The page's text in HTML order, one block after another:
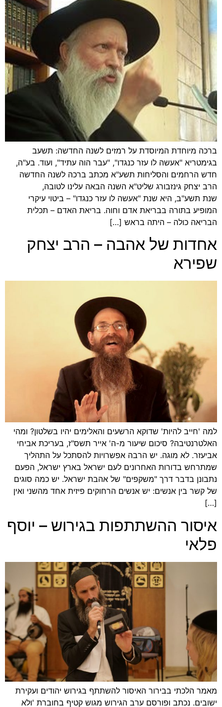
ברכה מיוחדת המיוסדת על רמזים לשנה החדשה: תשעב
בגימטריא "אעשה לו עזר כנגדו", "עבר הוה עתיד", ועוד. בע"ה,
חדש הרחמים והסליחות תשע"א מכתב ברכה לשנה החדשה
הרב יצחק גינזבורג שליט"א השנה הבאה עלינו לטובה,
שנת תשע"ב, היא שנת "אעשה לו עזר כנגדו" – ביטוי עיקרי
המופיע בתורה בבריאת אדם וחוה. בריאת האדם – תכלית
הבריאה כולה – היתה בראש […]
אחדות של אהבה – הרב יצחק
שפירא
למה 'חייב להיות' שדוקא הרשעים והאלימים יהיו בשלטון? ומהי
האלטרנטיבה? סיכום שיעור מ-ה' אייר תשס"ז, בעריכת אביחי
אביעזר. לא מוגה. יש הרבה אפשרויות להסתכל על התהליך
שמתרחש בדורות האחרונים לעם ישראל בארץ ישראל, הפעם
נתבונן בדבר דרך "משקפים" של אהבת ישראל. יש כמה סוגים
של קשר בין אנשים: יש אנשים הרחוקים פיזית אחד מהשני ואין
[…]
איסור ההשתתפות בגירוש – יוסף
פלאי
מאמר הלכתי בבירור האיסור להשתתף בגירוש יהודים ועקירת
ישובים. נכתב ופורסם ערב הגירוש מגוש קטיף בחוברת 'ולא